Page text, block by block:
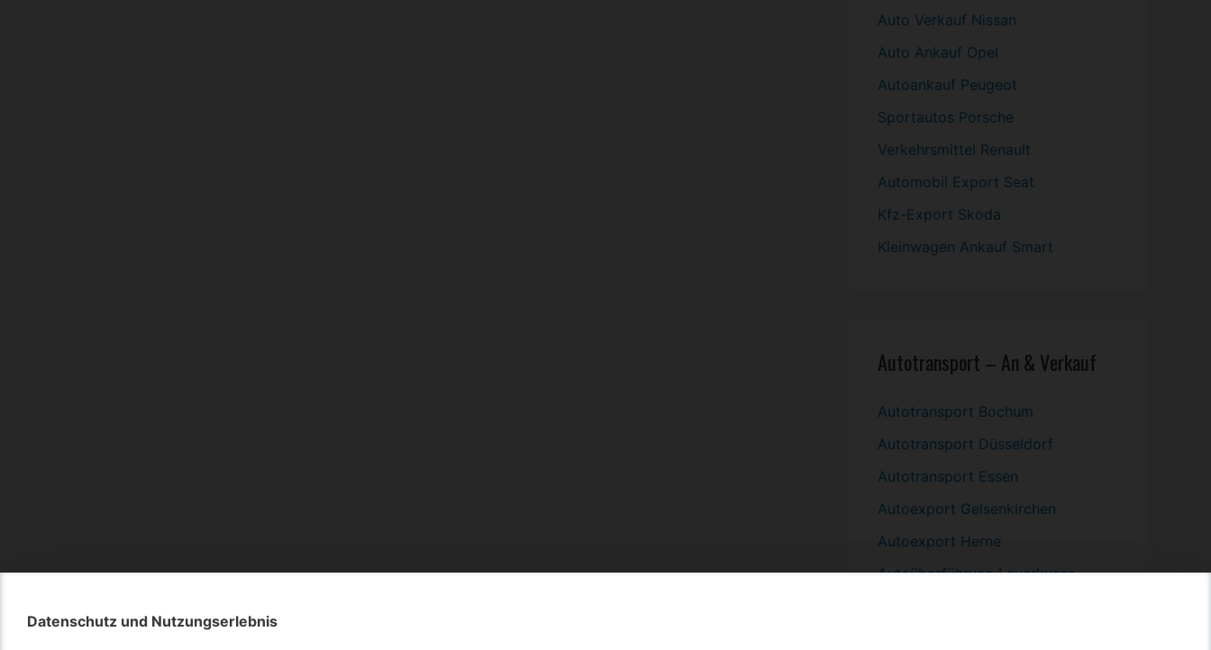
Datenschutz und Nutzungserlebnis
Datenschutz und Nutzungserlebnis
Auto Verkauf Nissan
Auto Ankauf Opel
Autoankauf Peugeot
Sportautos Porsche
Verkehrsmittel Renault
Automobil Export Seat
Kfz-Export Skoda
Kleinwagen Ankauf Smart
Autotransport – An & Verkauf
Autotransport Bochum
Autotransport Düsseldorf
Autotransport Essen
Autoexport Gelsenkirchen
Autoexport Herne
Autoüberführung Leverkusen